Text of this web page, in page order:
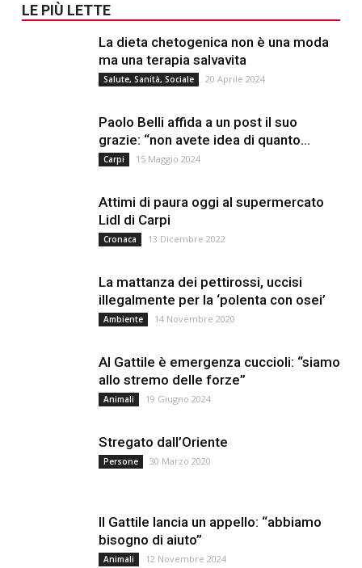
LE PIÙ LETTE
La dieta chetogenica non è una moda
ma una terapia salvavita
Salute, Sanità, Sociale 20 Aprile 2024
Paolo Belli affida a un post il suo
grazie: “non avete idea di quanto...
Carpi 15 Maggio 2024
Attimi di paura oggi al supermercato
Lidl di Carpi
Cronaca 13 Dicembre 2022
La mattanza dei pettirossi, uccisi
illegalmente per la ‘polenta con osei’
Ambiente 14 Novembre 2020
Al Gattile è emergenza cuccioli: “siamo
allo stremo delle forze”
Animali 19 Giugno 2024
Stregato dall’Oriente
Persone 30 Marzo 2020
Il Gattile lancia un appello: “abbiamo
bisogno di aiuto”
Animali 12 Novembre 2024